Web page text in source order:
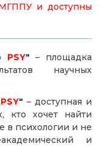
и доступны
PSY" – площадка
научных
PSY" – доступная и
кто хочет найти
в психологии и не
и